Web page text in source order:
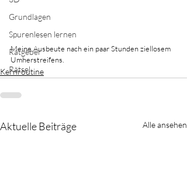
Grundlagen
Spurenlesen lernen
Ratgeber
Rätsel
Meine Ausbeute nach ein paar Stunden ziellosem
Umherstreifens.
Kernroutine
Aktuelle Beiträge Alle ansehen